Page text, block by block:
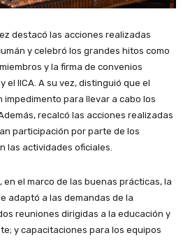
destacó las acciones realizadas
y celebró los grandes hitos como
y la firma de convenios
el IICA. A su vez, distinguió que el
para llevar a cabo los
recalcó las acciones realizadas
participación por parte de los
las actividades oficiales.
el marco de las buenas prácticas, la
adaptó a las demandas de la
reuniones dirigidas a la educación y
y capacitaciones para los equipos